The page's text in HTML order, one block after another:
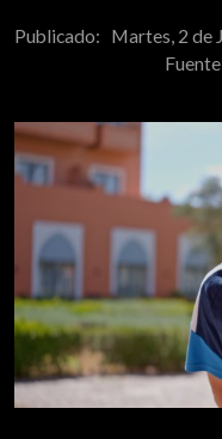
Publicado: Martes, 2 de